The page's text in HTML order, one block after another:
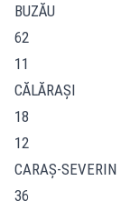
BUZĂU
62
11
CĂLĂRAŞI
18
12
CARAŞ-SEVERIN
36